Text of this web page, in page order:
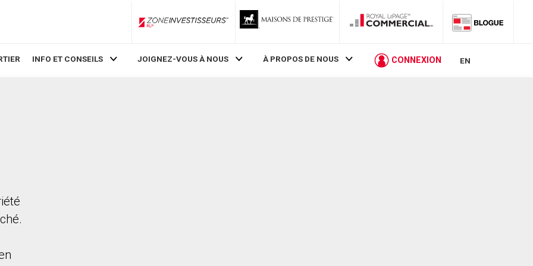
ZoneInvestisseurs RLP
INFO ET CONSEILS JOIGNEZ-VOUS À NOUS À PROPOS DE NOUS CONNEXION EN